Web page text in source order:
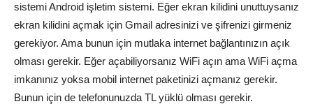
sistemi Android işletim sistemi. Eğer ekran kilidini unuttuysanız
ekran kilidini açmak için Gmail adresinizi ve şifrenizi girmeniz
gerekiyor. Ama bunun için mutlaka internet bağlantınızın açık
olması gerekir. Eğer açabiliyorsanız WiFi açın ama WiFi açma
imkanınız yoksa mobil internet paketinizi açmanız gerekir.
Bunun için de telefonunuzda TL yüklü olması gerekir.